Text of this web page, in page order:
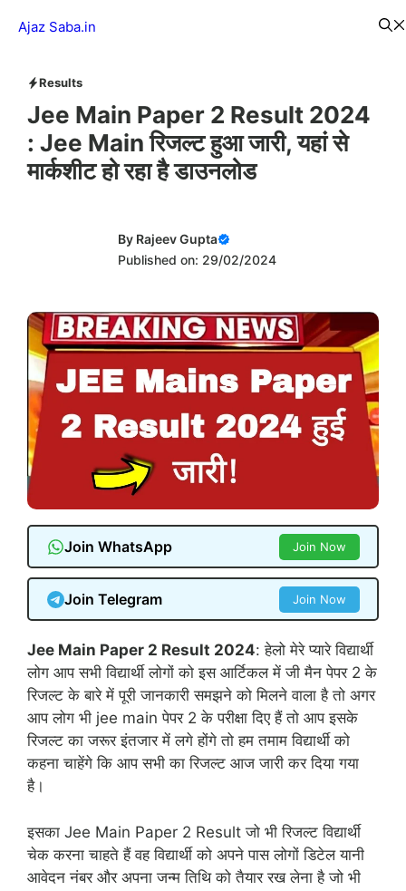
Ajaz Saba.in
Results
Jee Main Paper 2 Result 2024
: Jee Main रिजल्ट हुआ जारी, यहां से
मार्कशीट हो रहा है डाउनलोड
By Rajeev Gupta
Published on: 29/02/2024
Join WhatsApp Join Now
Join Telegram Join Now
Jee Main Paper 2 Result 2024: हेलो मेरे प्यारे विद्यार्थी
लोग आप सभी विद्यार्थी लोगों को इस आर्टिकल में जी मैन पेपर 2 के
रिजल्ट के बारे में पूरी जानकारी समझने को मिलने वाला है तो अगर
आप लोग भी jee main पेपर 2 के परीक्षा दिए हैं तो आप इसके
रिजल्ट का जरूर इंतजार में लगे होंगे तो हम तमाम विद्यार्थी को
कहना चाहेंगे कि आप सभी का रिजल्ट आज जारी कर दिया गया
है।
इसका Jee Main Paper 2 Result जो भी रिजल्ट विद्यार्थी
चेक करना चाहते हैं वह विद्यार्थी को अपने पास लोगों डिटेल यानी
आवेदन नंबर और अपना जन्म तिथि को तैयार रख लेना है जो भी